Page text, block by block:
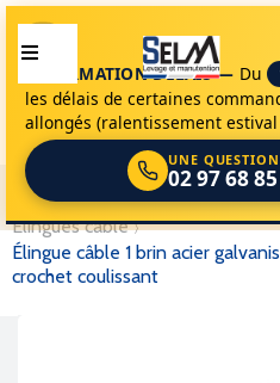
INFORMATION DÉLAIS — Du
les délais de certaines
allongés (ralentissement
UNE
02 97 68
selm accessoires de levage
elingues cable
élingue câble 1 brin acier galvanisé – 2 boucles cossées + 1
crochet coulissant